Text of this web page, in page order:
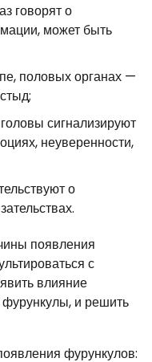
говорят о
может быть
половых органах —
сигнализируют
неуверенности,
о
появления
с
влияние
и решить